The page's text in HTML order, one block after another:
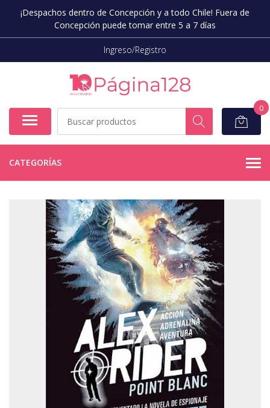
¡Despachos dentro de Concepción y a todo Chile! Fuera de
Concepción puede tomar entre 5 a 7 días
Ingreso/Registro
0
CATEGORÍAS